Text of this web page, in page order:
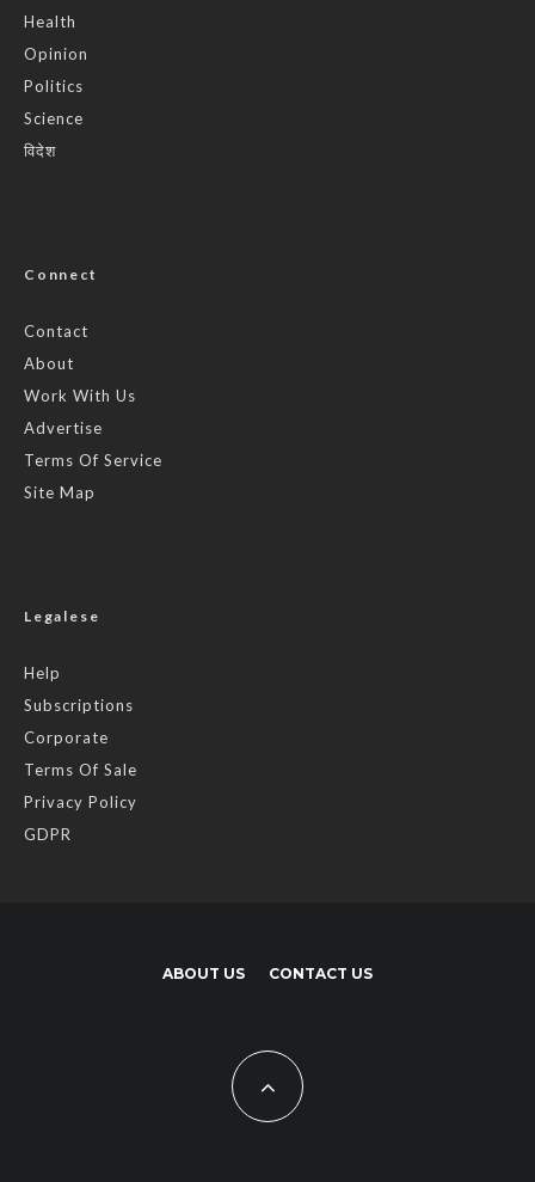
Health
Opinion
Politics
Science
विदेश
Connect
Contact
About
Work With Us
Advertise
Terms Of Service
Site Map
Legalese
Help
Subscriptions
Corporate
Terms Of Sale
Privacy Policy
GDPR
ABOUT US CONTACT US